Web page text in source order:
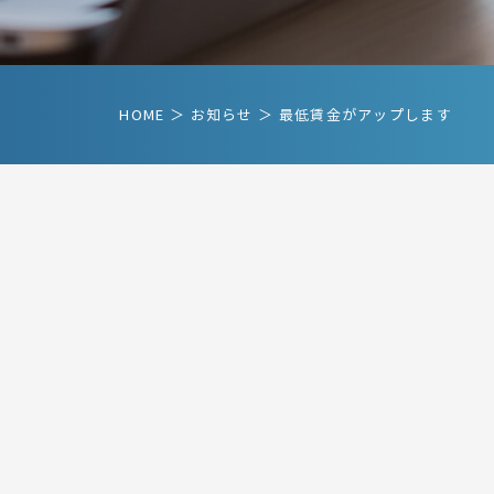
HOME ＞ お知らせ ＞ 最低賃金がアップします